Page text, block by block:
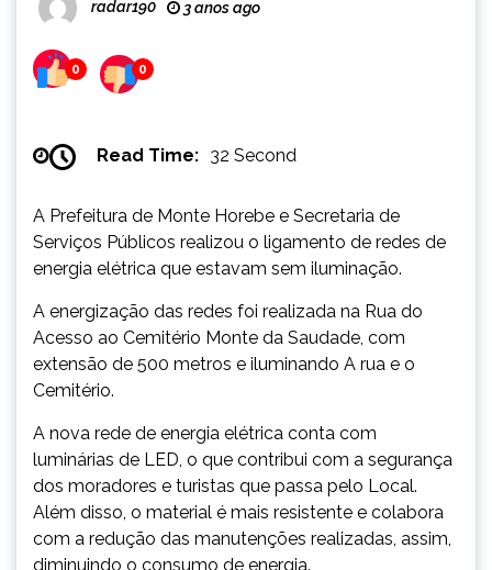
radar190 3 anos ago
0 0
Read Time: 32 Second
A Prefeitura de Monte Horebe e Secretaria de
Serviços Públicos realizou o ligamento de redes de
energia elétrica que estavam sem iluminação.
A energização das redes foi realizada na Rua do
Acesso ao Cemitério Monte da Saudade, com
extensão de 500 metros e iluminando A rua e o
Cemitério.
A nova rede de energia elétrica conta com
luminárias de LED, o que contribui com a segurança
dos moradores e turistas que passa pelo Local.
Além disso, o material é mais resistente e colabora
com a redução das manutenções realizadas, assim,
diminuindo o consumo de energia.